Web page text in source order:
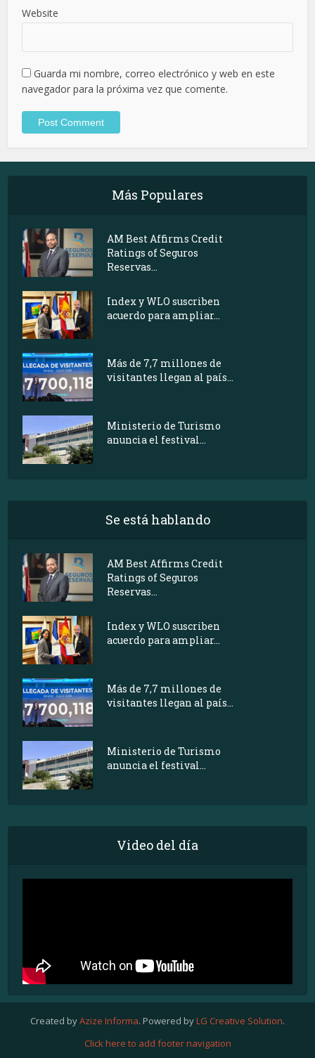
Website
Guarda mi nombre, correo electrónico y web en este
navegador para la próxima vez que comente.
Más Populares
AM Best Affirms Credit
Ratings of Seguros
Reservas...
Index y WLO suscriben
acuerdo para ampliar...
Más de 7,7 millones de
visitantes llegan al país...
Ministerio de Turismo
anuncia el festival...
Se está hablando
AM Best Affirms Credit
Ratings of Seguros
Reservas...
Index y WLO suscriben
acuerdo para ampliar...
Más de 7,7 millones de
visitantes llegan al país...
Ministerio de Turismo
anuncia el festival...
Video del día
Created byAzize Informa. Powered byLG Creative Solution.
Click here to add footer navigation